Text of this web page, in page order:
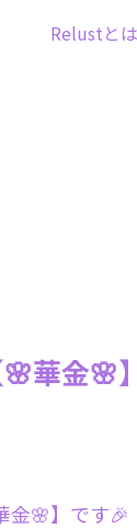
Relustと
華金🌸
金🌸】です🎉